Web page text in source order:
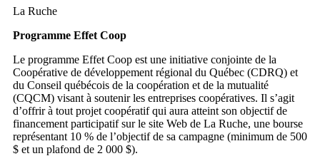
La Ruche
Programme Effet Coop
Le programme Effet Coop est une initiative conjointe de la
Coopérative de développement régional du Québec (CDRQ) et
du Conseil québécois de la coopération et de la mutualité
(CQCM) visant à soutenir les entreprises coopératives. Il s’agit
d’offrir à tout projet coopératif qui aura atteint son objectif de
financement participatif sur le site Web de La Ruche, une bourse
représentant 10 % de l’objectif de sa campagne (minimum de 500
$ et un plafond de 2 000 $).